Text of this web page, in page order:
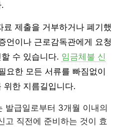
료 제출을 거부하거나 폐기했
언이나 근로감독관에게 요청
수 있습니다. 임금체불 신
요한 모든 서류를 빠짐없이
위한 지름길입니다.
발급일로부터 3개월 이내의
고 직전에 준비하는 것이 효